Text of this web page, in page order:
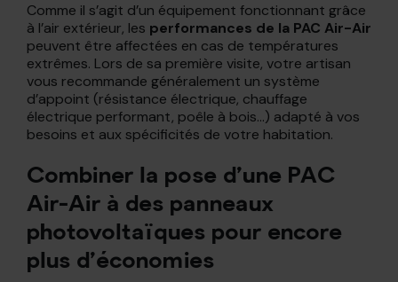
Comme il s’agit d’un équipement fonctionnant grâce
à l’air extérieur, les performances de la PAC Air-Air
peuvent être affectées en cas de températures
extrêmes. Lors de sa première visite, votre artisan
vous recommande généralement un système
d’appoint (résistance électrique, chauffage
électrique performant, poêle à bois…) adapté à vos
besoins et aux spécificités de votre habitation.
Combiner la pose d’une PAC
Air-Air à des panneaux
photovoltaïques pour encore
plus d’économies